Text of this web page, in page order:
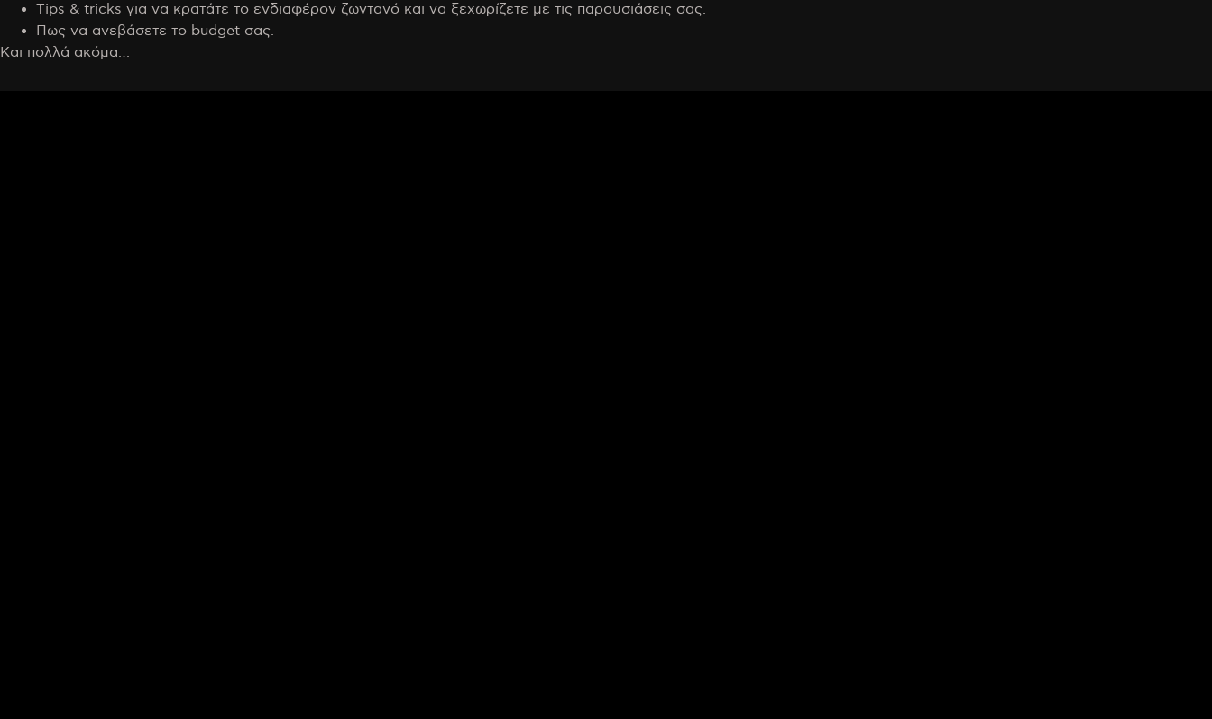
Tips & tricks για να κρατάτε το ενδιαφέρον ζωντανό και να ξεχωρίζετε με τις παρουσιάσεις σας.
Πως να ανεβάσετε το budget σας.
Και πολλά ακόμα…